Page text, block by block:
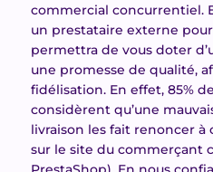
commercial concurrentiel.
un prestataire externe
permettra de vous doter
une promesse de qualité,
fidélisation. En effet, 85%
considèrent qu’une
livraison les fait renoncer à
sur le site du commerçant